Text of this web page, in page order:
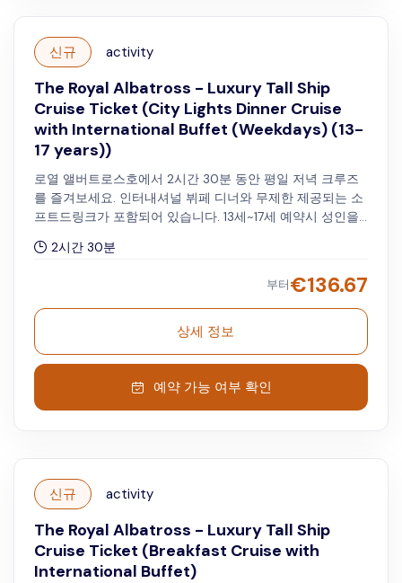
신규 activity
The Royal Albatross - Luxury Tall Ship
Cruise Ticket (City Lights Dinner Cruise
with International Buffet (Weekdays) (13-
17 years))
로열 앨버트로스호에서 2시간 30분 동안 평일 저녁 크루즈
를 즐겨보세요. 인터내셔널 뷔페 디너와 무제한 제공되는 소
프트드링크가 포함되어 있습니다. 13세~17세 예약시 성인을
7시 30분에 출항합니다 .
2시간 30분
부터€136.67
상세 정보
예약 가능 여부 확인
신규 activity
The Royal Albatross - Luxury Tall Ship
Cruise Ticket (Breakfast Cruise with
International Buffet)